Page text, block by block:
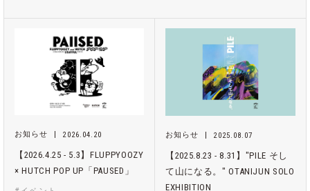
お知らせ 2026.04.20
【2026.4.25 - 5.3】FLUPPYOOZY
× HUTCH POP UP「PAUSED」
お知らせ 2025.08.07
【2025.8.23 - 8.31】"PILE そし
て山になる。" OTANIJUN SOLO
EXHIBITION